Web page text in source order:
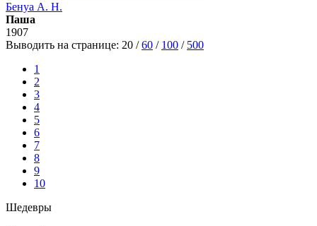
Бенуа А. Н.
Паша
1907
Выводить на странице: 20 /60 / 100 / 500
1
2
3
4
5
6
7
8
9
10
Шедевры